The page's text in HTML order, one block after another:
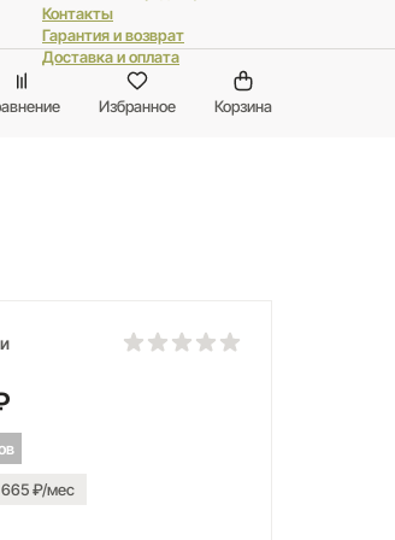
Контакты
Гарантия и возврат
Доставка и оплата
Избранное Корзина
665 ₽/мес